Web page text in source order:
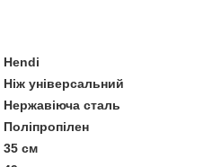
Hendi
Ніж універсальний
Нержавіюча сталь
Поліпропілен
35 см